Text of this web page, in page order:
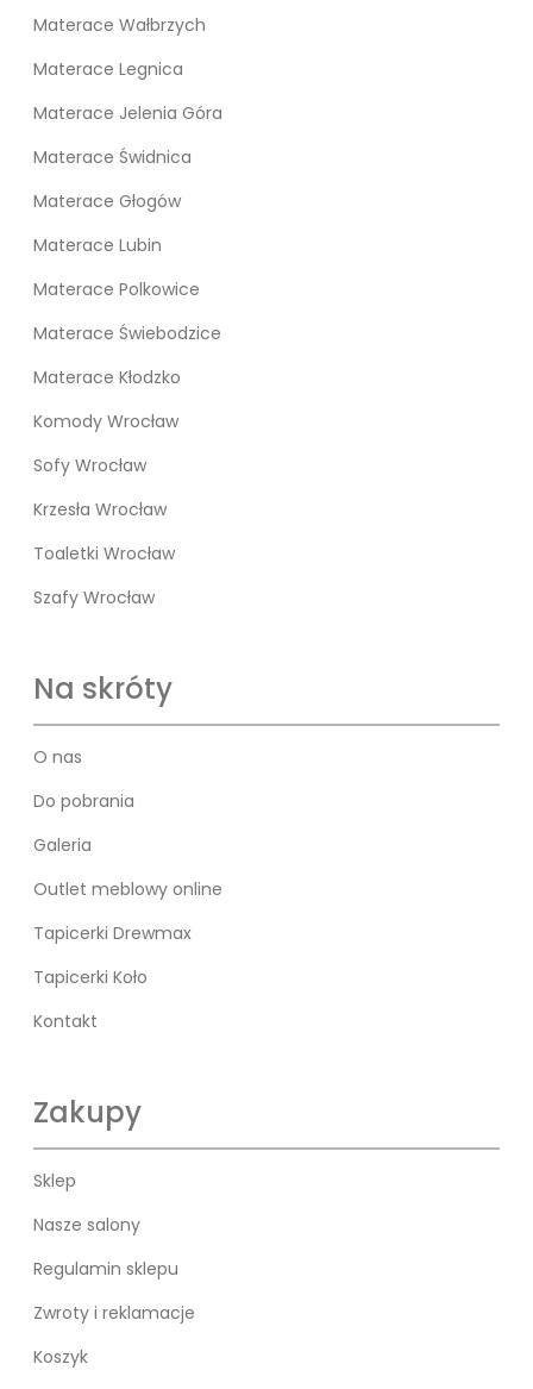
Materace Wałbrzych
Materace Legnica
Materace Jelenia Góra
Materace Świdnica
Materace Głogów
Materace Lubin
Materace Polkowice
Materace Świebodzice
Materace Kłodzko
Komody Wrocław
Sofy Wrocław
Krzesła Wrocław
Toaletki Wrocław
Szafy Wrocław
Na skróty
O nas
Do pobrania
Galeria
Outlet meblowy online
Tapicerki Drewmax
Tapicerki Koło
Kontakt
Zakupy
Sklep
Nasze salony
Regulamin sklepu
Zwroty i reklamacje
Koszyk